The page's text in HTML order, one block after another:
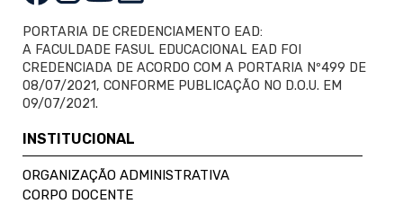
PORTARIA DE CREDENCIAMENTO EAD:
A FACULDADE FASUL EDUCACIONAL EAD FOI
CREDENCIADA DE ACORDO COM A PORTARIA Nº499 DE
08/07/2021, CONFORME PUBLICAÇÃO NO D.O.U. EM
09/07/2021.
INSTITUCIONAL
ORGANIZAÇÃO ADMINISTRATIVA
CORPO DOCENTE